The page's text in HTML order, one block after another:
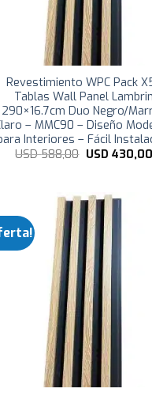
Revestimiento WPC Pack
Tablas Wall Panel Lambrin
290×16.7cm Duo Negro/
– MMC90 – Diseño
Interiores – Fácil
USD588,00 El
USD
588,00.
USD 430,00